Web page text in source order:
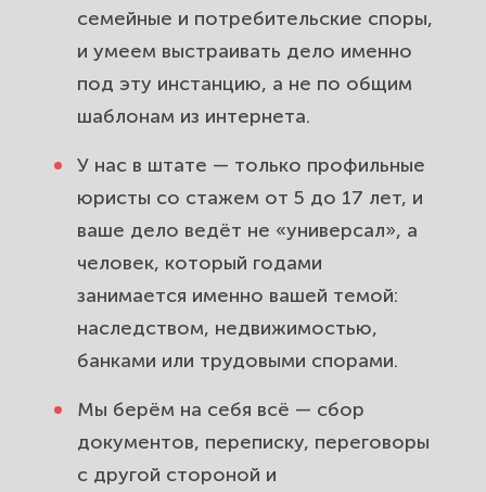
Наведём порядок в вашем доме.
Выезд юриста по Таганскому
району и помощь онлайн.
Сопроводим ваше дело от
семейные и потребительские споры,
и умеем выстраивать дело именно
под эту инстанцию, а не по общим
шаблонам из интернета.
У нас в штате — только профильные
юристы со стажем от 5 до 17 лет, и
ваше дело ведёт не «универсал», а
человек, который годами
занимается именно вашей темой:
наследством, недвижимостью,
банками или трудовыми спорами.
Мы берём на себя всё — сбор
документов, переписку, переговоры
с другой стороной и